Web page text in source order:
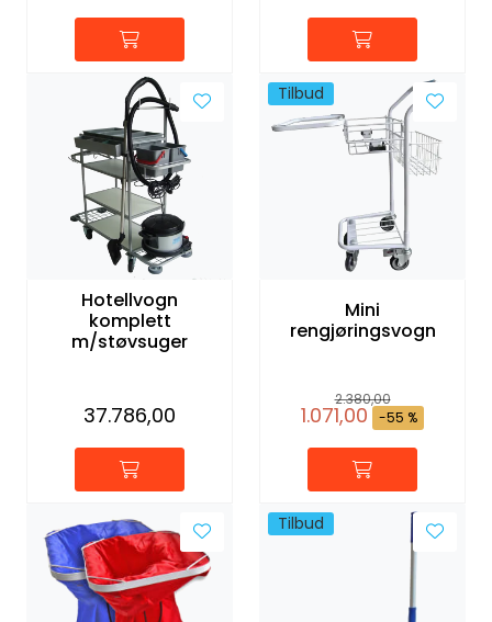
Hotellvogn
komplett
m/støvsuger
37.786,00
Tilbud
Mini
rengjøringsvogn
2.380,00
1.071,00 -55 %
Tilbud